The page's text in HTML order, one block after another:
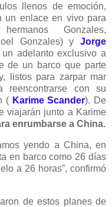
llenos de emoción,
un enlace en vivo para
Gonzales,
Gonzales) yJorge
adelanto exclusivo a
de un barco que parte
listos para zarpar mar
reencontrarse con su
( Karime Scander). De
viajarán junto a Karime
enrumbarse a China.
yendo a China, en
en barco como 26 días
a 26 horas”, confirmó
de estos planes de